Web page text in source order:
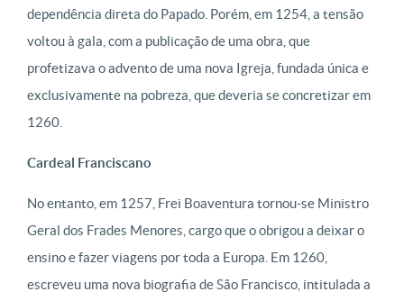
dependência direta do Papado. Porém, em 1254, a tensão
voltou à gala, com a publicação de uma obra, que
profetizava o advento de uma nova Igreja, fundada única e
exclusivamente na pobreza, que deveria se concretizar em
1260.
Cardeal Franciscano
No entanto, em 1257, Frei Boaventura tornou-se Ministro
Geral dos Frades Menores, cargo que o obrigou a deixar o
ensino e fazer viagens por toda a Europa. Em 1260,
escreveu uma nova biografia de São Francisco, intitulada a